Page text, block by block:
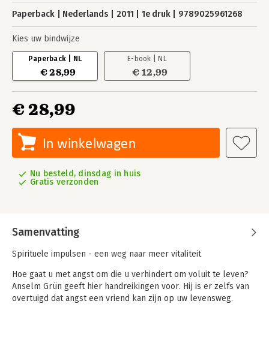
Paperback Nederlands 2011 1e druk 9789025961268
Kies uw bindwijze
Paperback | NL
€ 28,99
E-book | NL
€ 12,99
€ 28,99
In winkelwagen
Nu besteld, dinsdag in huis
Gratis verzonden
Samenvatting
Spirituele impulsen - een weg naar meer vitaliteit
Hoe gaat u met angst om die u verhindert om voluit te leven?
Anselm Grün geeft hier handreikingen voor. Hij is er zelfs van
overtuigd dat angst een vriend kan zijn op uw levensweg.